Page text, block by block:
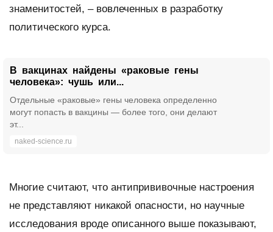
знаменитостей, – вовлеченных в разработку
политического курса.
В вакцинах найдены «раковые гены
человека»: чушь или...
Отдельные «раковые» гены человека определенно
могут попасть в вакцины — более того, они делают
эт...
naked-science.ru
Многие считают, что антипрививочные настроения
не представляют никакой опасности, но научные
исследования вроде описанного выше показывают,